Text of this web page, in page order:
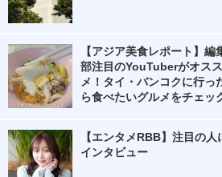
【アジア美食レポート】編
部注目のYouTuberがオスス
メ！タイ・バンコクに行っ
ら食べたいグルメをチェッ
【エンタメRBB】注目の人
インタビュー